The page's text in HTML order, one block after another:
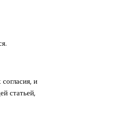
и
статьей,